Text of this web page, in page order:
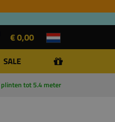
€ 0,00
SALE
plinten tot 5.4 meter